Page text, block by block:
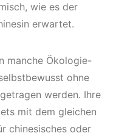
wie es der
erwartet.
manche Ökologie-
ohne
werden. Ihre
mit dem gleichen
chinesisches oder